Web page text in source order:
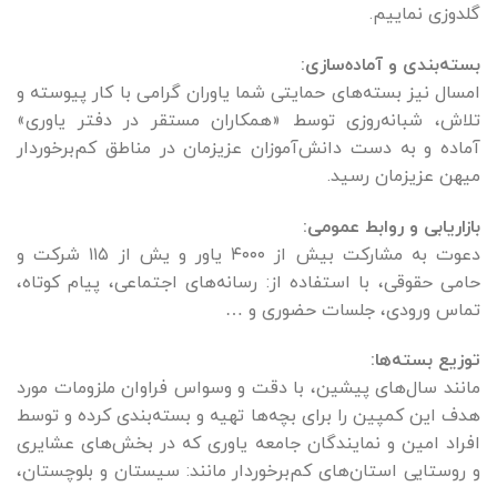
گلدوزی نماییم.
بسته‌بندی و آماده‌سازی:
امسال نیز بسته‌های حمایتی شما یاوران گرامی با کار پیوسته و
تلاش، شبانه‌روزی توسط «همکاران مستقر در دفتر یاوری»
آماده و به دست دانش‌آموزان عزیزمان در مناطق کم‌برخوردار
میهن عزیزمان رسید.
بازاریابی و روابط عمومی:
دعوت به مشارکت بیش از ۴۰۰۰ یاور و یش از ۱۱۵ شرکت و
حامی حقوقی، با استفاده از: رسانه‌های اجتماعی، پیام کوتاه،
تماس ورودی، جلسات حضوری و …
توزیع بسته‌ها:
مانند سال‌های پیشین، با دقت و وسواس فراوان ملزومات مورد
هدف این کمپین را برای بچه‌ها تهیه و بسته‌بندی کرده و توسط
افراد امین و نمایندگان جامعه یاوری که در بخش‌های عشایری
و روستایی استان‌های کم‌برخوردار مانند: سیستان و بلوچستان،